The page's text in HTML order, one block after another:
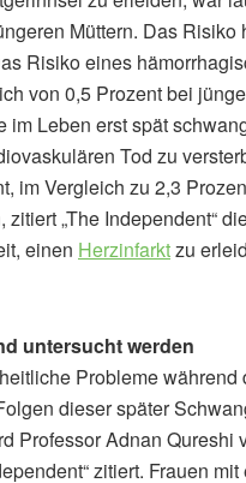
Müttern. Das Risiko
Risiko eines
von 0,5 Prozent bei
im Leben erst spät
Tod zu
im Vergleich zu 2,3
„The Independent“
einen Herzinfarktzu
untersucht werden
Probleme während
dieser später
Professor Adnan Qureshi
zitiert. Frauen